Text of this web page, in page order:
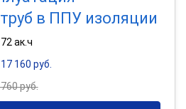
в ППУ изоляции
ак.ч
160 руб.
руб.